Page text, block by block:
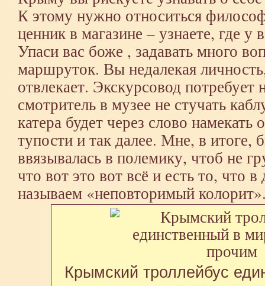
К этому нужно относиться
ценник в магазине – узнаете, где у
Упаси вас боже , задавать много
маршруток. Вы недалекая
отвлекает. Экскурсовод
смотритель в музее не стучать
катера будет через слово
тупости и так далее. Мне, в
ввязывалась в полемику, чтоб не
что вот это вот всё и есть то, что
называем «неповторимый
Крымский троллейбус